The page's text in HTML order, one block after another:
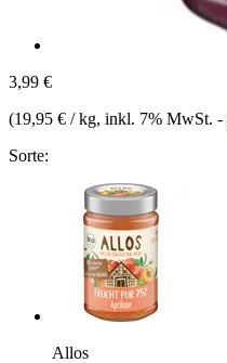
3,99 €
(19,95 € / kg, inkl. 7% MwSt. -
Sorte:
Allos